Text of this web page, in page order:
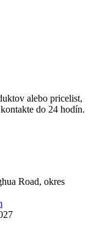
alebo pricelist,
do 24 hodín.
Road, okres